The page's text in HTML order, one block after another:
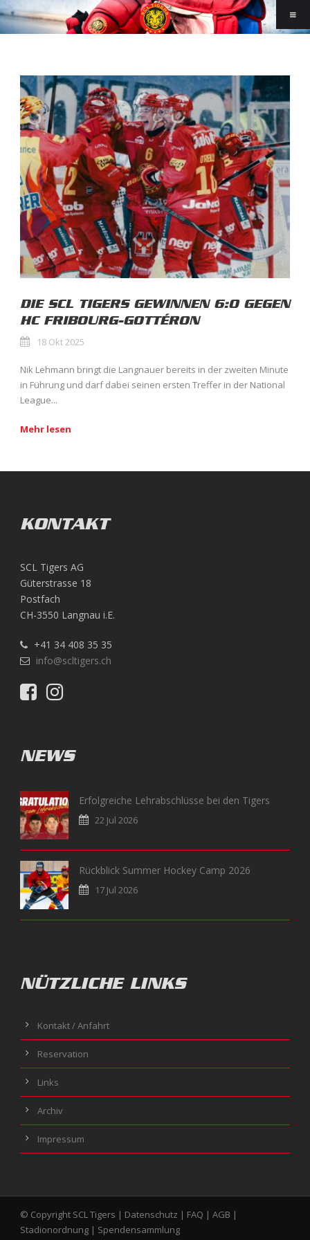
DIE SCL TIGERS GEWINNEN 6:0 GEGEN
HC FRIBOURG-GOTTÉRON
18 Okt 2025
Nik Lehmann bringt die Langnauer bereits in der zweiten Minute
in Führung und darf dabei seinen ersten Treffer in der National
League...
Mehr lesen
KONTAKT
SCL Tigers AG
Güterstrasse 18
Postfach
CH-3550 Langnau i.E.
+41 34 408 35 35
info@scltigers.ch
NEWS
Erfolgreiche Lehrabschlüsse bei den Tigers
22 Jul 2026
Rückblick Summer Hockey Camp 2026
17 Jul 2026
NÜTZLICHE LINKS
Kontakt / Anfahrt
Reservation
Links
Archiv
Impressum
© Copyright SCL Tigers | Datenschutz | FAQ | AGB |
Stadionordnung | Spendensammlung